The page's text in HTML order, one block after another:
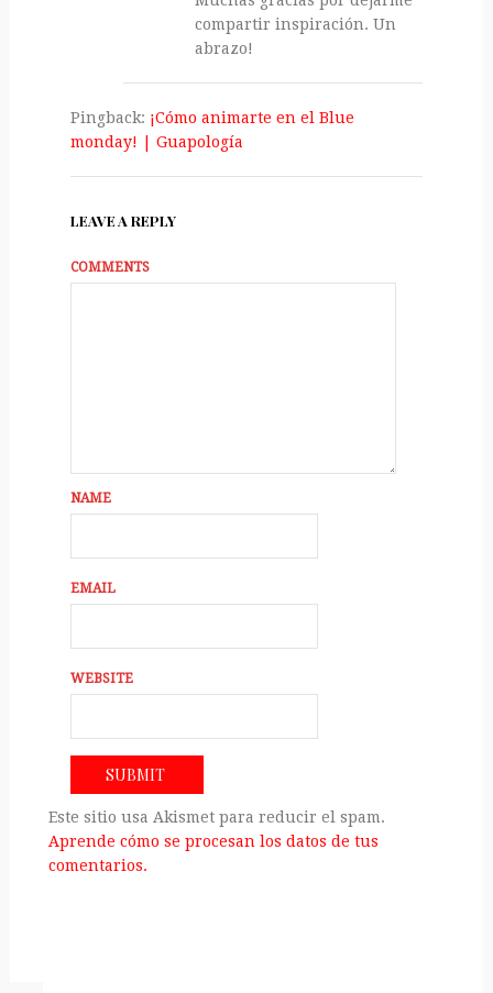
compartir inspiración. Un
abrazo!
Pingback: ¡Cómo animarte en el Blue
monday! | Guapologí­a
LEAVE A REPLY
COMMENTS
NAME
EMAIL
WEBSITE
Este sitio usa Akismet para reducir el spam.
Aprende cómo se procesan los datos de tus
comentarios.